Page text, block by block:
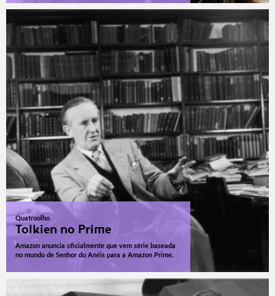
Quatroolho
Tolkien no Prime
Amazon anuncia oficialmente que vem série baseada
no mundo de Senhor do Anéis para a Amazon Prime.